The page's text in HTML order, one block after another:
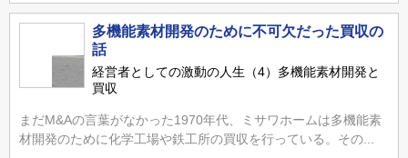
多機能素材開発のために不可欠だった買収の
話
経営者としての激動の人生（4）多機能素材開発と
買収
まだM&Aの言葉がなかった1970年代、ミサワホームは多機能素
材開発のために化学工場や鉄工所の買収を行っている。その...